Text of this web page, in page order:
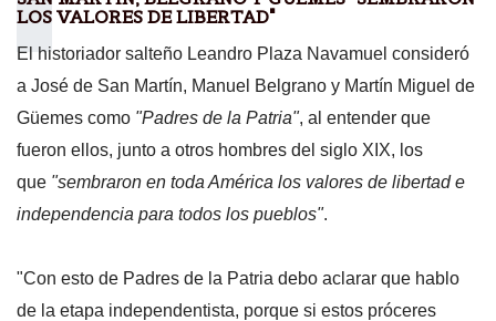
LOS VALORES DE LIBERTAD"
El historiador salteño Leandro Plaza Navamuel consideró
a José de San Martín, Manuel Belgrano y Martín Miguel de
Güemes como "Padres de la Patria", al entender que
fueron ellos, junto a otros hombres del siglo XIX, los
que "sembraron en toda América los valores de libertad e
independencia para todos los pueblos".
"Con esto de Padres de la Patria debo aclarar que hablo
de la etapa independentista, porque si estos próceres